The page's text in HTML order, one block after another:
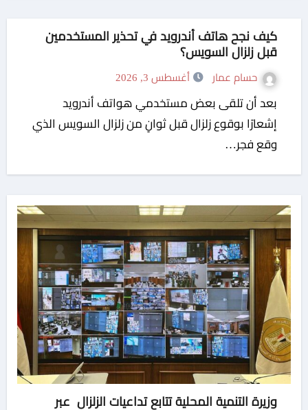
كيف نجح هاتف أندرويد في تحذير المستخدمين
قبل زلزال السويس؟
حسام عمار أغسطس 3, 2026
بعد أن تلقى بعض مستخدمي هواتف أندرويد
إشعارًا بوقوع زلزال قبل ثوانٍ من زلزال السويس الذي
وقع فجر…
وزيرة التنمية المحلية تتابع تداعيات الزلزال عبر